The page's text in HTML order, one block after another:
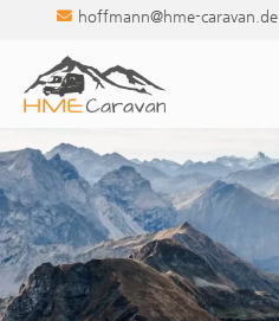
hoffmann@hme-caravan.de